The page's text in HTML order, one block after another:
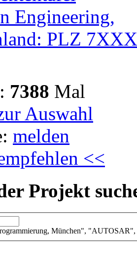
Engineering,
PLZ
7388 Mal
Auswahl
melden
<<
Projekt
München", "AUTOSAR",